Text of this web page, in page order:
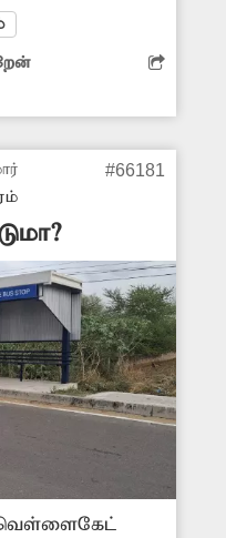
ஏற்றிச்
பாரத்துடன்
எனவே,
லாரிகளைக்
அதிகாரிகள்
வேண்டும்.
#66181
வெள்ளைகேட்